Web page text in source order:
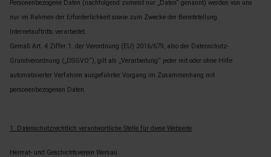
Personenbezogene Daten (nachfolgend zumeist nur „Daten“ genannt) werden von uns
nur im Rahmen der Erforderlichkeit sowie zum Zwecke der Bereitstellung
Internetauftritts verarbeitet.
Gemäß Art. 4 Ziffer 1. der Verordnung (EU) 2016/679, also der Datenschutz-
Grundverordnung („DSGVO“), gilt als „Verarbeitung“ jeder mit oder ohne Hilfe
automatisierter Verfahren ausgeführter Vorgang im Zusammenhang mit
personenbezogenen Daten.
1. Datenschutzrechtlich verantwortliche Stelle für diese Webseite
Heimat- und Geschichtsverein Wersau